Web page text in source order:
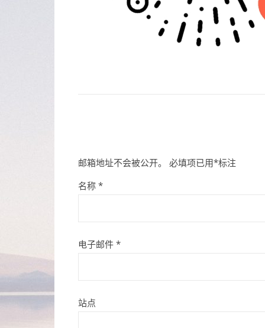
邮箱地址不会被公开。 必填项已用*标注
名称 *
电子邮件 *
站点